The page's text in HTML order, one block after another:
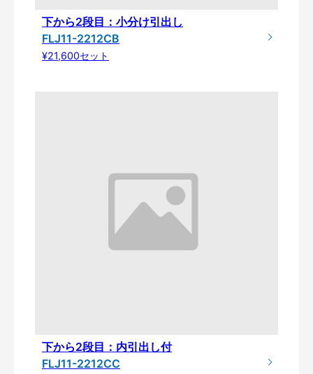
下から2段目：小分け引出し
FLJ11-2212CB
¥21,600セット
下から2段目：内引出し付
FLJ11-2212CC